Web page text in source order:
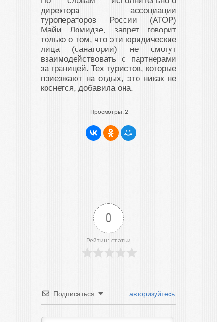
директора ассоциации
туроператоров России (АТОР)
Майи Ломидзе, запрет говорит
только о том, что эти юридические
лица (санатории) не смогут
взаимодействовать с партнерами
за границей. Тех туристов, которые
приезжают на отдых, это никак не
коснется, добавила она.
Просмотры: 2
0
Рейтинг статьи
Подписаться авторизуйтесь